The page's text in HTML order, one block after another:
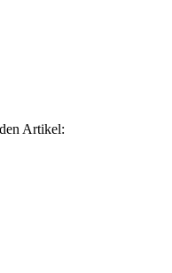
Artikel: